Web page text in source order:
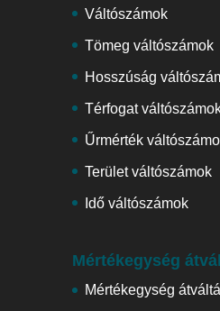
Váltószámok
Tömeg váltószámok
Hosszúság
Térfogat
Űrmérték
Terület váltószámok
Idő váltószámok
Mértékegység
Mértékegység